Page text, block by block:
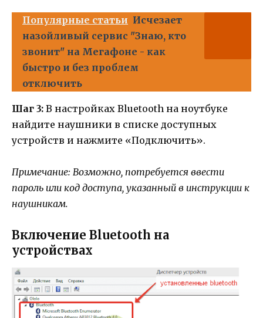
Популярные статьи Исчезает
назойливый сервис "Знаю, кто
звонит" на Мегафоне - как
быстро и без проблем
отключить
Шаг 3: В настройках Bluetooth на ноутбуке
найдите наушники в списке доступных
устройств и нажмите «Подключить».
Примечание: Возможно, потребуется ввести
пароль или код доступа, указанный в инструкции к
наушникам.
Включение Bluetooth на
устройствах